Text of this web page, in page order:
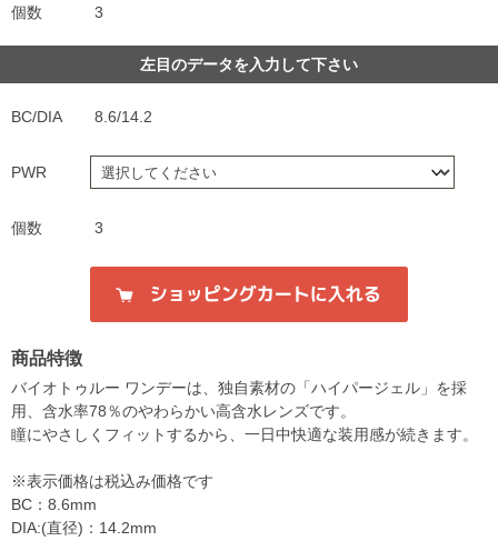
個数 3
左目のデータを入力して下さい
BC/DIA 8.6/14.2
PWR
個数 3
商品特徴
バイオトゥルー ワンデーは、独自素材の「ハイパージェル」を採
用、含水率78％のやわらかい高含水レンズです。
瞳にやさしくフィットするから、一日中快適な装用感が続きます。
※表示価格は税込み価格です
BC：8.6mm
DIA:(直径)：14.2mm